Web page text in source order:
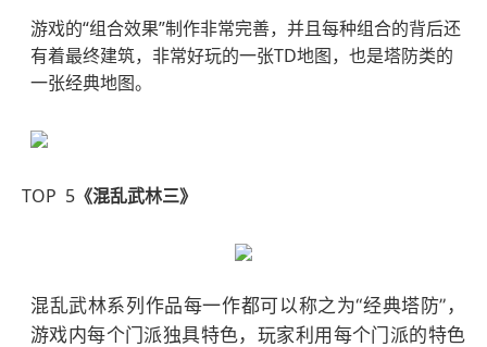
游戏的“组合效果”制作非常完善，并且每种组合的背后还
有着最终建筑，非常好玩的一张TD地图，也是塔防类的
一张经典地图。
TOP 5 《混乱武林三》
混乱武林系列作品每一作都可以称之为“经典塔防”，
游戏内每个门派独具特色，玩家利用每个门派的特色